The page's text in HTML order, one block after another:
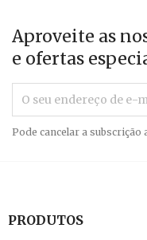
Aproveite as
e ofertas
Pode cancelar a subscrição
PRODUTOS